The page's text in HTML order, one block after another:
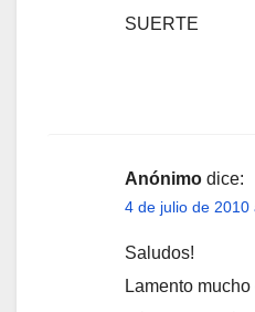
SUERTE
Anónimo dice:
4 de julio de 2010
Saludos!
Lamento